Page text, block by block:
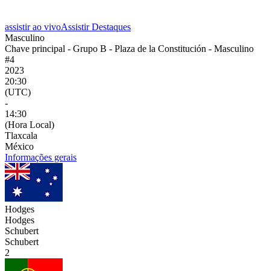
assistir ao vivoAssistir Destaques
Masculino
Chave principal - Grupo B - Plaza de la Constitución - Masculino
#4
2023
20:30
(UTC)
-
14:30
(Hora Local)
Tlaxcala
México
Informações gerais
Hodges
Hodges
Schubert
Schubert
2